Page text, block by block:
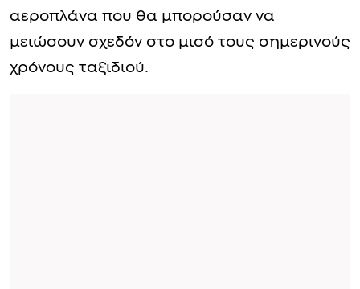
αεροπλάνα που θα μπορούσαν να
μειώσουν σχεδόν στο μισό τους σημερινούς
χρόνους ταξιδιού.